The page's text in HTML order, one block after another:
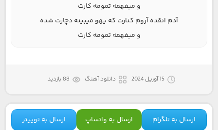
و میفهمه تمومه کارت
آدم انقده آروم کنارت که یهو میبینه دچارت شده
و میفهمه تمومه کارت
15 آوریل 2024 دانلود آهنگ 88 بازدید
ارسال به تلگرام ارسال به واتساپ ارسال به توییتر